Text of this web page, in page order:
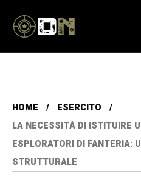
HOME
ESERCITO
LA NECESSITÀ DI ISTITUIRE
ESPLORATORI DI FANTERIA:
STRUTTURALE